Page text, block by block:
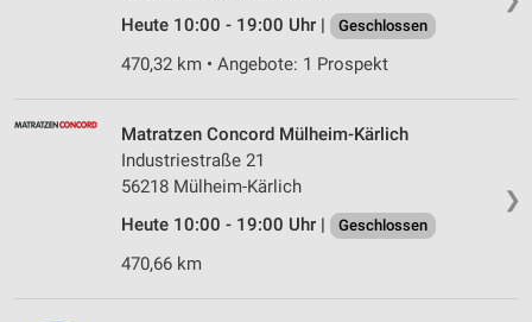
Heute 10:00 - 19:00 Uhr |
Geschlossen
470,32 km • Angebote: 1 Prospekt
❯
Matratzen Concord Mülheim-Kärlich
Industriestraße 21
56218 Mülheim-Kärlich
Heute 10:00 - 19:00 Uhr |
Geschlossen
470,66 km